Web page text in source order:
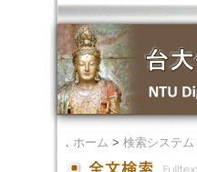
． ホーム > 検索システム